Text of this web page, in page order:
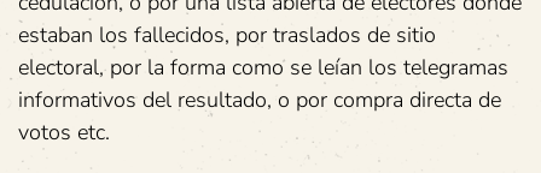
estaban los fallecidos, por traslados de sitio
electoral, por la forma como se leían los telegramas
informativos del resultado, o por compra directa de
votos etc.